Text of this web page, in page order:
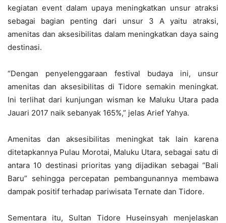
kegiatan event dalam upaya meningkatkan unsur atraksi
sebagai bagian penting dari unsur 3 A yaitu atraksi,
amenitas dan aksesibilitas dalam meningkatkan daya saing
destinasi.
“Dengan penyelenggaraan festival budaya ini, unsur
amenitas dan aksesibilitas di Tidore semakin meningkat.
Ini terlihat dari kunjungan wisman ke Maluku Utara pada
Jauari 2017 naik sebanyak 165%,” jelas Arief Yahya.
Amenitas dan aksesibilitas meningkat tak lain karena
ditetapkannya Pulau Morotai, Maluku Utara, sebagai satu di
antara 10 destinasi prioritas yang dijadikan sebagai “Bali
Baru” sehingga percepatan pembangunannya membawa
dampak positif terhadap pariwisata Ternate dan Tidore.
Sementara itu, Sultan Tidore Huseinsyah menjelaskan